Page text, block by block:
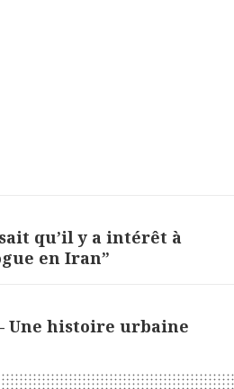
qu’il y a intérêt à
en Iran”
Une histoire urbaine